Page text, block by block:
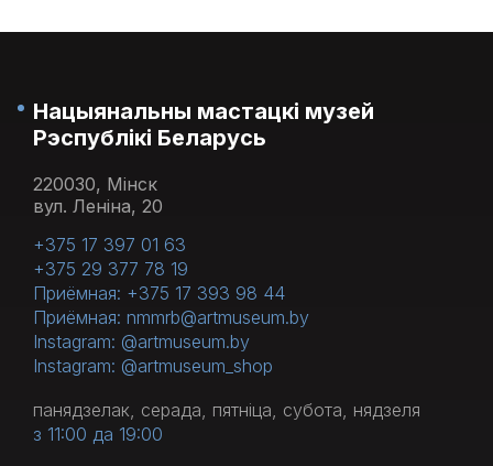
Нацыянальны мастацкі музей
Рэспублікі Беларусь
220030, Мінск
вул. Леніна, 20
+375 17 397 01 63
+375 29 377 78 19
Приёмная: +375 17 393 98 44
Приёмная: nmmrb@artmuseum.by
Instagram: @artmuseum.by
Instagram: @artmuseum_shop
панядзелак, серада, пятніца, субота, нядзеля
з 11:00 да 19:00